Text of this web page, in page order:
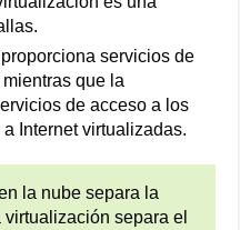
servicios de
que la
de acceso a los
Internet virtualizadas.
la nube separa la
separa el